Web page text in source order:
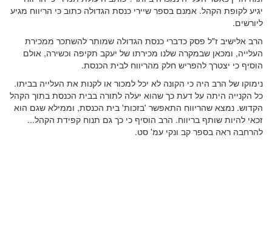
יגיע לקופת הקהל. אמנם בספר שיירי כנסת הגדולה כתוב כי הריווח מגיע
ליורשים.
הרב אלישיב ז"ל פסק כדברי כנסת הגדולה שמותר להשתכר ממכירת
העלייה, ומכאן שבמקרה שלנו מכירתו של יעקב תקיפה וכשירה, אולם
הוסיף כי יצטרך להפריש חלק מהריווח לבית הכנסת.
נימוקו של הרב היה כי הקונה לא יכל למכור או לקנות את העלייה בביתו.
כל הקנייה היתה על דעת כך שהוא יעלה לתורה בבית הכנסת בתוך הקהל
הקדוש. נמצא שהריווח התאפשר 'בזכות' בית הכנסת, וממילא שגם הוא
זכאי להיות שותף בריווח. הרב הוסיף כי כך גם תנוח קפידת הקהל...
להרחבה ראה בספר קב ונקי עמ' סט.